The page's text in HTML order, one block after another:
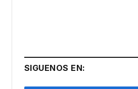
SIGUENOS EN: